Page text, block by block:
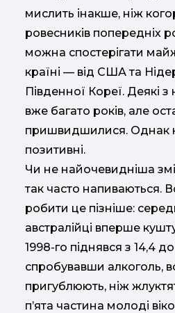
мислить інакше, ніж
ровесників попередніх
можна спостерігати
країні — від США та
Південної Кореї. Деякі з
вже багато років, але
пришвидшилися. Однак
позитивні.
Чи не найочевидніша
так часто напиваються.
робити це пізніше:
австралійці вперше
1998-го піднявся з 14,4 до
спробувавши алкоголь,
пригублюють, ніж
п’ята частина молоді